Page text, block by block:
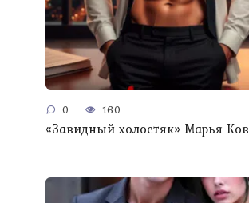
0 160
«Завидный холостяк» Марья